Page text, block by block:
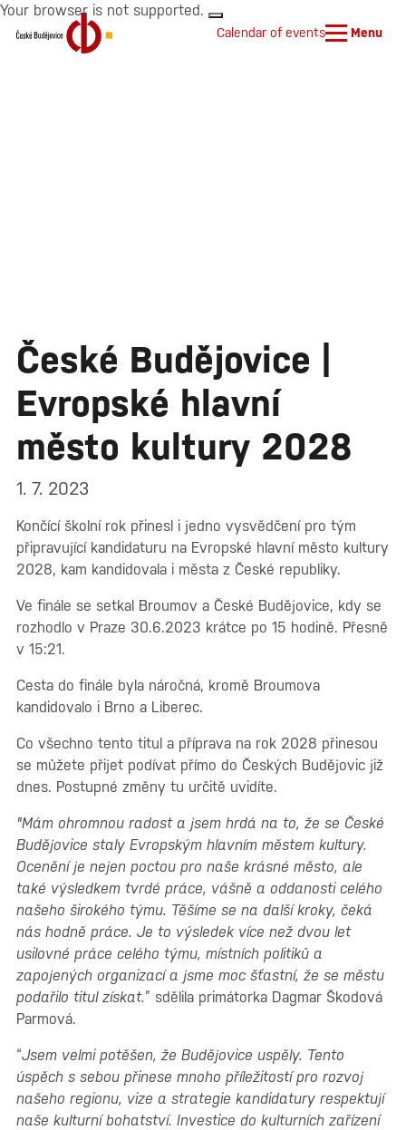
Your browser is not supported.
Calendar of events Menu
České Budějovice |
Evropské hlavní
město kultury 2028
1. 7. 2023
Končící školní rok přinesl i jedno vysvědčení pro tým
připravující kandidaturu na Evropské hlavní město kultury
2028, kam kandidovala i města z České republiky.
Ve finále se setkal Broumov a České Budějovice, kdy se
rozhodlo v Praze 30.6.2023 krátce po 15 hodině. Přesně
v 15:21.
Cesta do finále byla náročná, kromě Broumova
kandidovalo i Brno a Liberec.
Co všechno tento titul a příprava na rok 2028 přinesou
se můžete přijet podívat přímo do Českých Budějovic již
dnes. Postupné změny tu určitě uvidíte.
"Mám ohromnou radost a jsem hrdá na to, že se České
Budějovice staly Evropským hlavním městem kultury.
Ocenění je nejen poctou pro naše krásné město, ale
také výsledkem tvrdé práce, vášně a oddanosti celého
našeho širokého týmu. Těšíme se na další kroky, čeká
nás hodně práce. Je to výsledek více než dvou let
usilovné práce celého týmu, místních politiků a
zapojených organizací a jsme moc šťastní, že se městu
podařilo titul získat.” sdělila primátorka Dagmar Škodová
Parmová.
“Jsem velmi potěšen, že Budějovice uspěly. Tento
úspěch s sebou přinese mnoho příležitostí pro rozvoj
našeho regionu, vize a strategie kandidatury respektují
naše kulturní bohatství. Investice do kulturních zařízení